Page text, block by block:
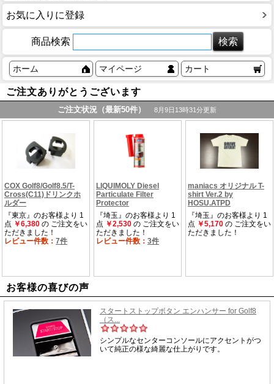
お気に入りに登録
商品検索
ホーム マイページ カート
ご注文ありがとうございます
お客様の喜びの声